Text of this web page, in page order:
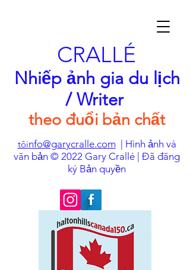
CRALLÉ
Nhiếp ảnh gia du lịch
/ Writer
theo đuổi bản chất
tôinfo@garycralle.com| Hình ảnh và
văn bản © 2022 Gary Crallé | Đã đăng
ký Bản quyền